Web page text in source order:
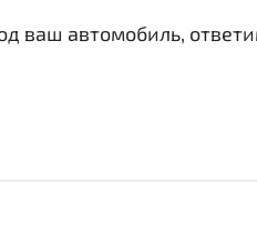
ваш автомобиль,